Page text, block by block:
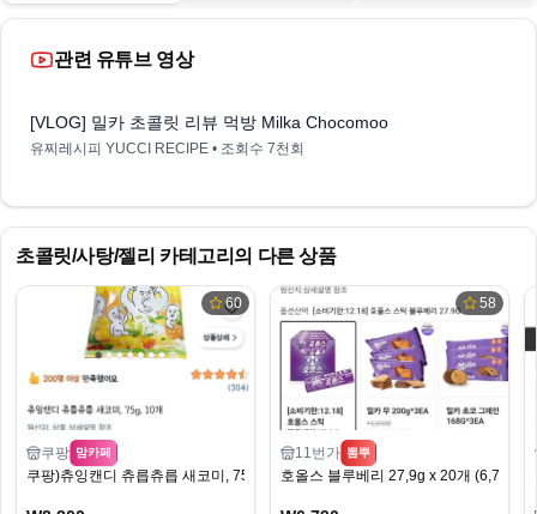
관련 유튜브 영상
[VLOG] 밀카 초콜릿 리뷰 먹방 Milka Chocomoo (밀카 초코무, 밀카
유찌레시피 YUCCI RECIPE • 조회수 7천회
초콜릿/사탕/젤리 카테고리의 다른 상품
60
쿠팡 맘카페
쿠팡)츄잉캔디 츄릅츄릅 새코미, 75g, 10개 2,200원
58
11번가 뽐뿌
호올스 블루베리 27,9g x 20개 (6,790원